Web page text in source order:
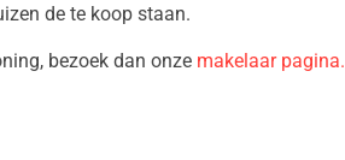
de te koop staan.
bezoek dan onze makelaar pagina.